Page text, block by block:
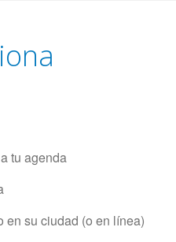
tu agenda
en su ciudad (o en línea)